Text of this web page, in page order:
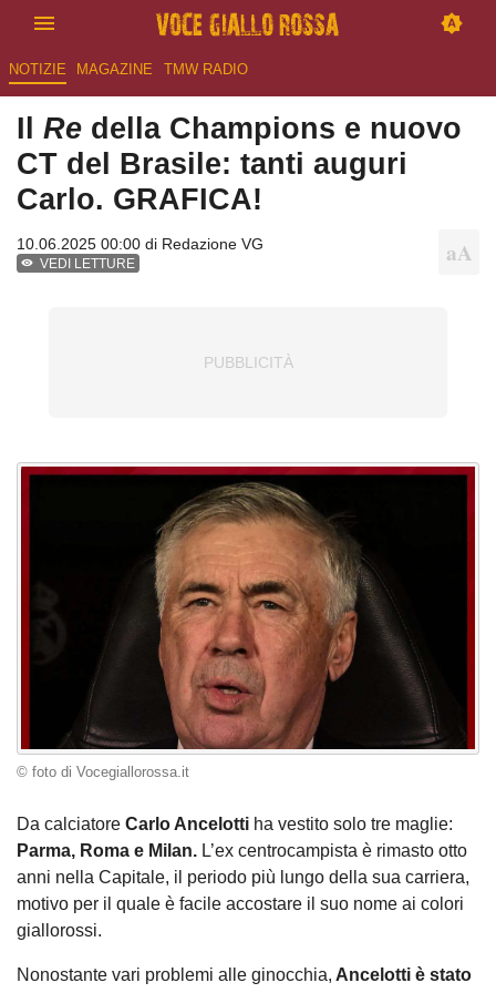
NOTIZIE MAGAZINE TMW RADIO
Il Re della Champions e nuovo
CT del Brasile: tanti auguri
Carlo. GRAFICA!
10.06.2025 00:00 di Redazione VG
VEDI LETTURE
© foto di Vocegiallorossa.it
Da calciatore Carlo Ancelotti ha vestito solo tre maglie:
Parma, Roma e Milan. L’ex centrocampista è rimasto otto
anni nella Capitale, il periodo più lungo della sua carriera,
motivo per il quale è facile accostare il suo nome ai colori
giallorossi.
Nonostante vari problemi alle ginocchia, Ancelotti è stato